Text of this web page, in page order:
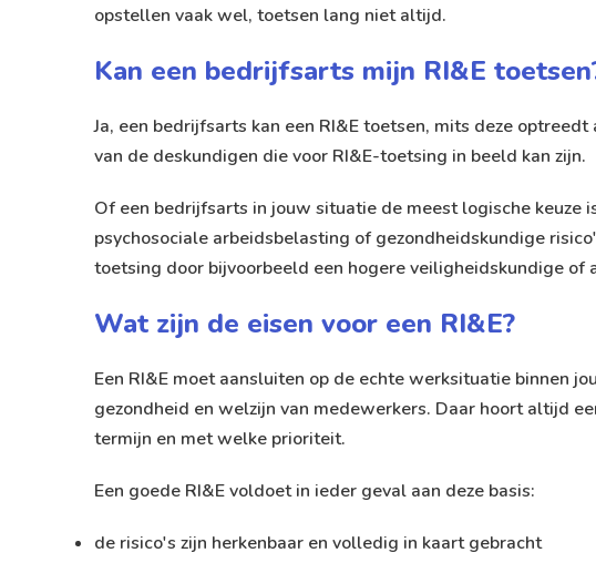
opstellen vaak wel, toetsen lang niet altijd.
Kan een bedrijfsarts mijn RI&E
Ja, een bedrijfsarts kan een RI&E toetsen, mits deze
van de deskundigen die voor RI&E-toetsing in beeld kan zijn.
Of een bedrijfsarts in jouw situatie de meest logische keuze
psychosociale arbeidsbelasting of gezondheidskundige
toetsing door bijvoorbeeld een hogere veiligheidskundige of
Wat zijn de eisen voor een RI&E?
Een RI&E moet aansluiten op de echte werksituatie binnen
gezondheid en welzijn van medewerkers. Daar hoort altijd
termijn en met welke prioriteit.
Een goede RI&E voldoet in ieder geval aan deze basis:
de risico's zijn herkenbaar en volledig in kaart gebracht